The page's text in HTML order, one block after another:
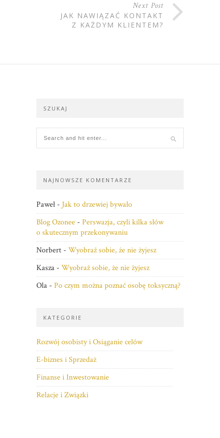
Next Post
JAK NAWIĄZAĆ KONTAKT
Z KAŻDYM KLIENTEM?
SZUKAJ
NAJNOWSZE KOMENTARZE
Paweł - Jak to drzewiej bywało
Blog Ozonee - Perswazja, czyli kilka słów
o skutecznym przekonywaniu
Norbert - Wyobraź sobie, że nie żyjesz
Kasza - Wyobraź sobie, że nie żyjesz
Ola - Po czym można poznać osobę toksyczną?
KATEGORIE
Rozwój osobisty i Osiąganie celów
E-biznes i Sprzedaż
Finanse i Inwestowanie
Relacje i Związki